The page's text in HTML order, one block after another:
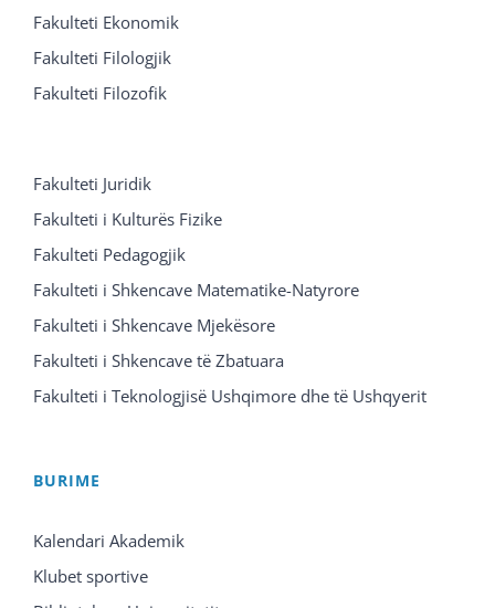
Fakulteti Ekonomik
Fakulteti Filologjik
Fakulteti Filozofik
Fakulteti Juridik
Fakulteti i Kulturës Fizike
Fakulteti Pedagogjik
Fakulteti i Shkencave Matematike-Natyrore
Fakulteti i Shkencave Mjekësore
Fakulteti i Shkencave të Zbatuara
Fakulteti i Teknologjisë Ushqimore dhe të Ushqyerit
BURIME
Kalendari Akademik
Klubet sportive